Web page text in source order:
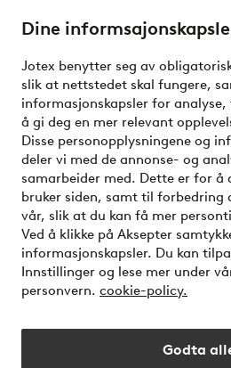
Dine
Jotex benytter seg av
slik at nettstedet skal fungere,
informasjonskapsler for
å gi deg en mer relevant
Disse personopplysningene og
deler vi med de annonse- og
samarbeider med. Dette er for å
bruker siden, samt til forbedring
vår, slik at du kan få mer
Ved å klikke på Aksepter
informasjonskapsler. Du kan
Innstillinger og lese mer under
personvern. cookie-policy.
Godta
Venner
Sikre betalinger - Betal
Vil du vite mer om våre
elpy